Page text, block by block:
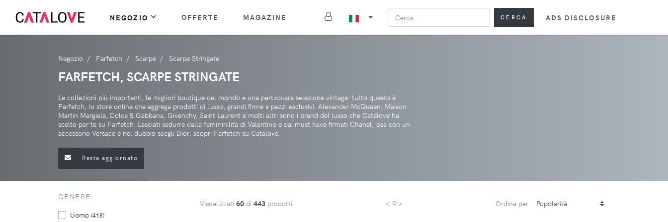
NEGOZIO OFFERTE MAGAZINE CERCA ADS DISCLOSURE
Negozio Farfetch Scarpe Scarpe Stringate
FARFETCH, SCARPE STRINGATE
Le collezioni più importanti, le migliori boutique del mondo e una particolare selezione vintage: tutto questo è
Farfetch, lo store online che aggrega prodotti di lusso, grandi firme e pezzi esclusivi. Alexander McQueen, Maison
Martin Margiela, Dolce & Gabbana, Givenchy, Saint Laurent e molti altri sono i brand del lusso che Catalove ha
scelto per te su Farfetch. Lasciati sedurre dalla femminilità di Valentino e dai must have firmati Chanel; osa con un
accessorio Versace e nel dubbio scegli Dior: scopri Farfetch su Catalove.
Resta aggiornato
Visualizzati 60 di 443 prodotti < 9 > Ordina per
GENERE
Uomo (418)